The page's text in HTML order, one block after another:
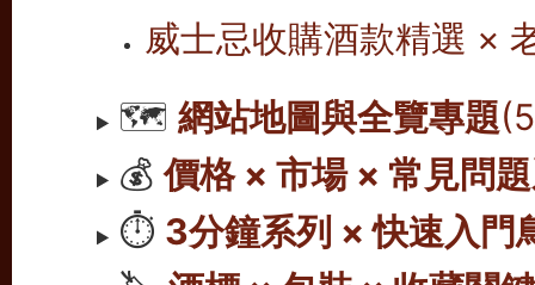
威士忌收購酒款精選 ×
🗺️網站地圖與全覽專題
💰價格 × 市場 × 常見問
⏱️ 3分鐘系列 × 快速入門